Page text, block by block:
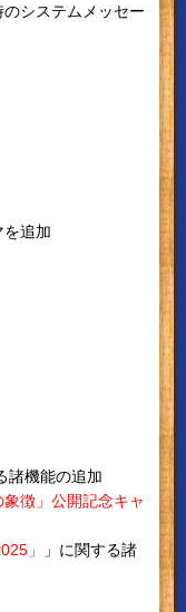
システムメッセー
追加
諸機能の追加
徴」公開記念キャ
」
」に関する諸